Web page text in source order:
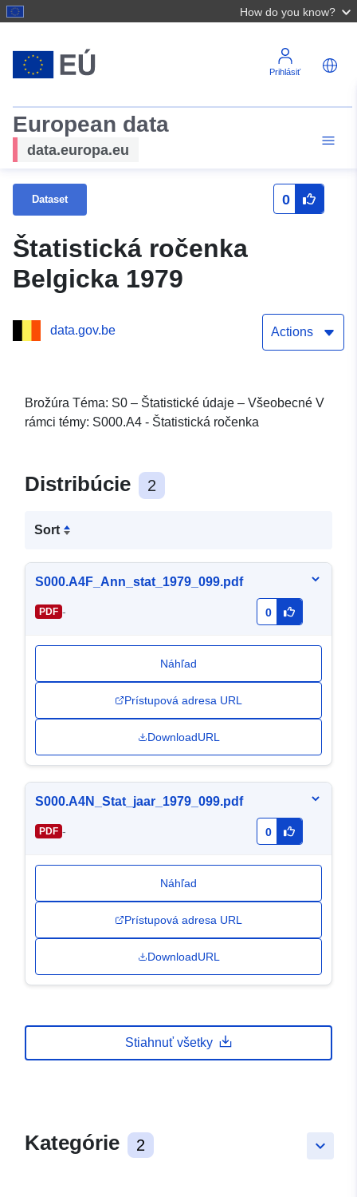
How do you know?
Prihlásiť
European data
data.europa.eu
Dataset 0
Štatistická ročenka
Belgicka 1979
data.gov.be Actions
Brožúra Téma: S0 – Štatistické údaje – Všeobecné V
rámci témy: S000.A4 - Štatistická ročenka
Distribúcie 2
Sort
S000.A4F_Ann_stat_1979_099.pdf
PDF - 0
Náhľad
Prístupová adresa URL
DownloadURL
S000.A4N_Stat_jaar_1979_099.pdf
PDF - 0
Náhľad
Prístupová adresa URL
DownloadURL
Stiahnuť všetky
keyboard_arrow_down
Kategórie 2